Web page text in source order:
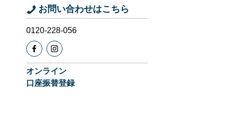
お問い合わせはこちら
0120-228-056
オンライン
口座振替登録